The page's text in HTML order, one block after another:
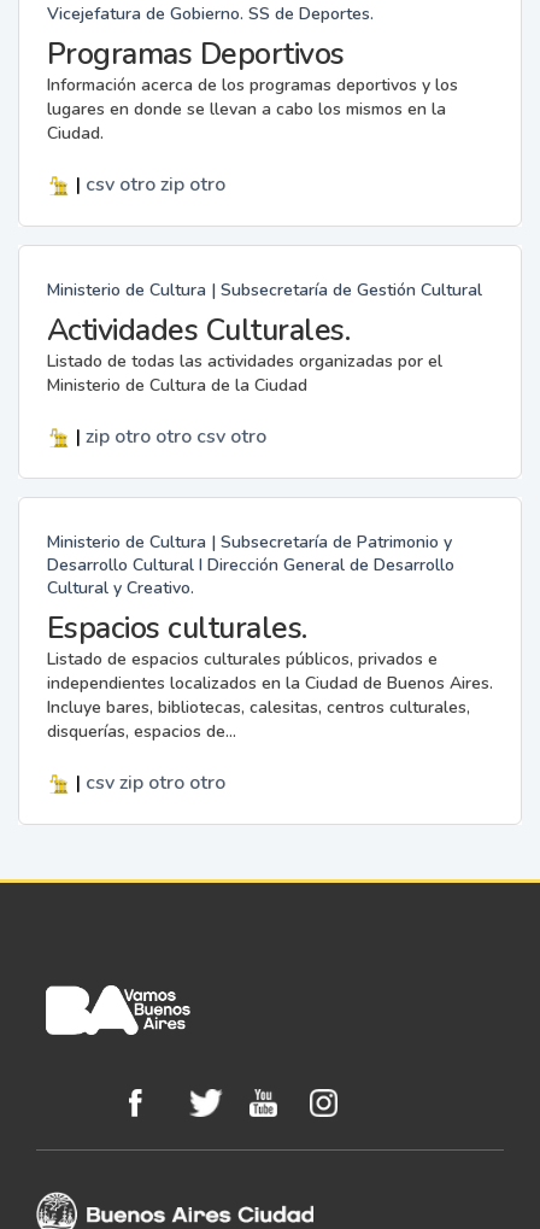
Vicejefatura de Gobierno. SS de Deportes.
Programas Deportivos
Información acerca de los programas deportivos y los
lugares en donde se llevan a cabo los mismos en la
Ciudad.
| csv otro zip otro
Ministerio de Cultura | Subsecretaría de Gestión Cultural
Actividades Culturales.
Listado de todas las actividades organizadas por el
Ministerio de Cultura de la Ciudad
| zip otro otro csv otro
Ministerio de Cultura | Subsecretaría de Patrimonio y
Desarrollo Cultural I Dirección General de Desarrollo
Cultural y Creativo.
Espacios culturales.
Listado de espacios culturales públicos, privados e
independientes localizados en la Ciudad de Buenos Aires.
Incluye bares, bibliotecas, calesitas, centros culturales,
disquerías, espacios de...
| csv zip otro otro